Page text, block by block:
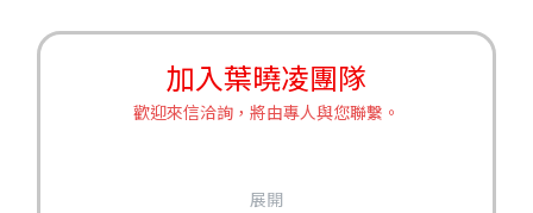
展開
加入葉曉凌團隊
歡迎來信洽詢，將由專人與您聯繫。